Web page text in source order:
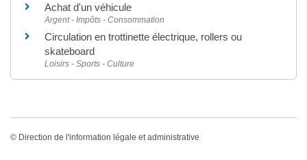
Achat d'un véhicule
Argent - Impôts - Consommation
Circulation en trottinette électrique, rollers ou
skateboard
Loisirs - Sports - Culture
© Direction de l'information légale et administrative